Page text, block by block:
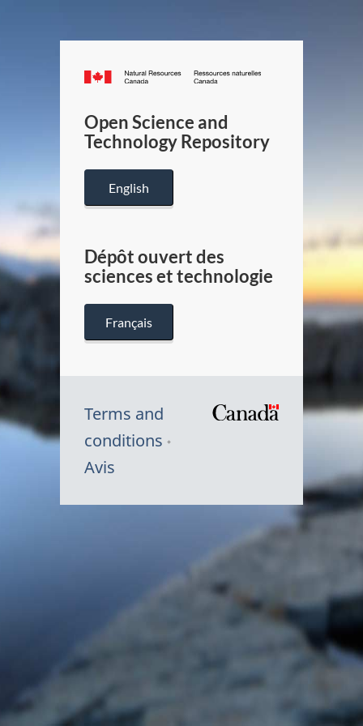
Canada.ca
/
Canada
Open Science and
Technology Repository
English
Dépôt ouvert des
sciences et technologie
Français
Terms and
conditions
Avis
du